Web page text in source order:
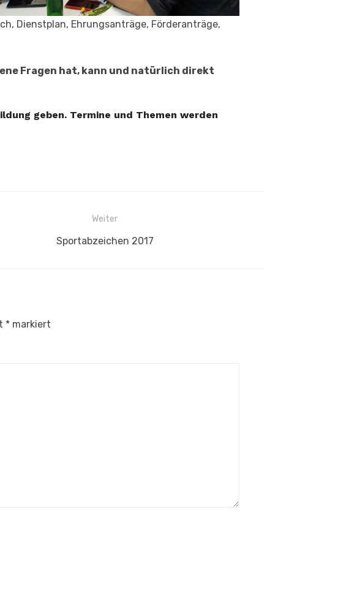
Dienstplan, Ehrungsanträge, Förderanträge,
Fragen hat, kann und natürlich direkt
geben. Termine und Themen werden
Weiter
Nächster
Sportabzeichen 2017
* markiert